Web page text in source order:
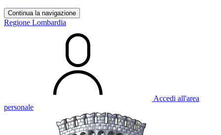
Continua la navigazione
Regione Lombardia
Accedi all'area
personale